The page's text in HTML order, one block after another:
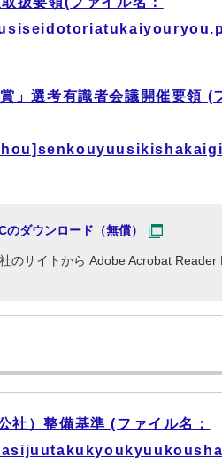
」選考有識者会議開催要領 (
ダウンロード（無償）
のサイトから Adobe Acrobat Reader
社）整備基準 (ファイル名：